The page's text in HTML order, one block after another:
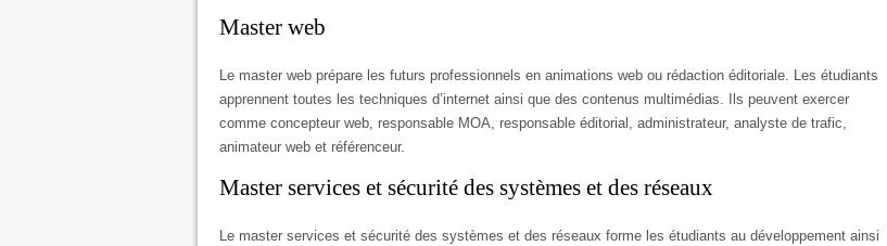
Master web
Le master web prépare les futurs professionnels en animations web ou rédaction éditoriale. Les étudiants
apprennent toutes les techniques d’internet ainsi que des contenus multimédias. Ils peuvent exercer
comme concepteur web, responsable MOA, responsable éditorial, administrateur, analyste de trafic,
animateur web et référenceur.
Master services et sécurité des systèmes et des réseaux
Le master services et sécurité des systèmes et des réseaux forme les étudiants au développement ainsi